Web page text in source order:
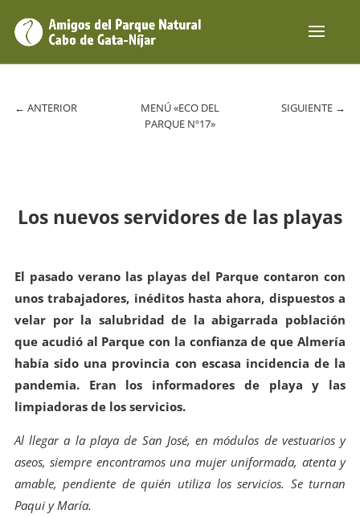
← ANTERIOR
MENÚ «ECO DEL
PARQUE Nº17»
SIGUIENTE →
Los nuevos servidores de las playas
El pasado verano las playas del Parque contaron con
unos trabajadores, inéditos hasta ahora, dispuestos a
velar por la salubridad de la abigarrada población
que acudió al Parque con la confianza de que Almería
había sido una provincia con escasa incidencia de la
pandemia. Eran los informadores de playa y las
limpiadoras de los servicios.
Al llegar a la playa de San José, en módulos de vestuarios y
aseos, siempre encontramos una mujer uniformada, atenta y
amable, pendiente de quién utiliza los servicios. Se turnan
Paqui y María.